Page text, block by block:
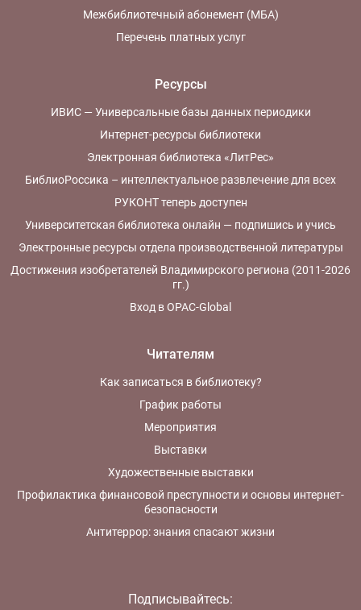
Межбиблиотечный абонемент (МБА)
Перечень платных услуг
Ресурсы
ИВИС — Универсальные базы данных периодики
Интернет-ресурсы библиотеки
Электронная библиотека «ЛитРес»
БиблиоРоссика – интеллектуальное развлечение для всех
РУКОНТ теперь доступен
Университетская библиотека онлайн — подпишись и учись
Электронные ресурсы отдела производственной литературы
Достижения изобретателей Владимирского региона (2011-2026
гг.)
Вход в OPAC-Global
Читателям
Как записаться в библиотеку?
График работы
Мероприятия
Выставки
Художественные выставки
Профилактика финансовой преступности и основы интернет-
безопасности
Антитеррор: знания спасают жизни
Подписывайтесь: